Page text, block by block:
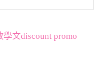
文discount promo